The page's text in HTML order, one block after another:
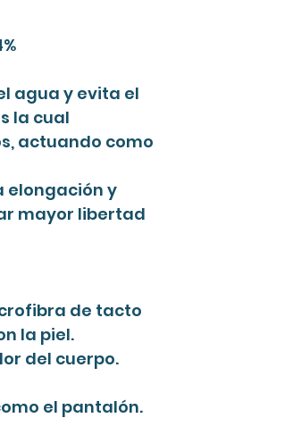
agua y evita el
la cual
actuando como
elongación y
mayor libertad
de tacto
la piel.
del cuerpo.
el pantalón.